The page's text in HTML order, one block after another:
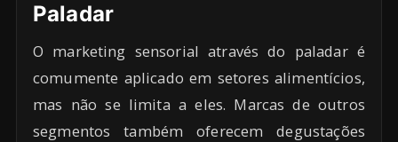
Paladar
O marketing sensorial através do paladar é
comumente aplicado em setores alimentícios,
mas não se limita a eles. Marcas de outros
segmentos também oferecem degustações